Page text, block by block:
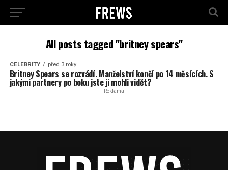
All posts tagged "britney spears"
CELEBRITY před 3 roky
Britney Spears se rozvádí. Manželství končí po 14 měsících. S
jakými partnery po boku jste ji mohli vidět?
Reklama